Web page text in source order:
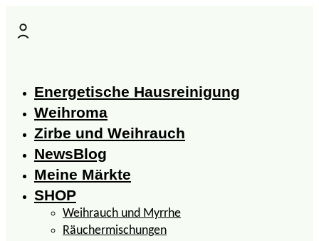
Inhalt
Energetische Hausreinigung
Weihroma
Zirbe und Weihrauch
NewsBlog
Meine Märkte
SHOP
Weihrauch und Myrrhe
Räuchermischungen